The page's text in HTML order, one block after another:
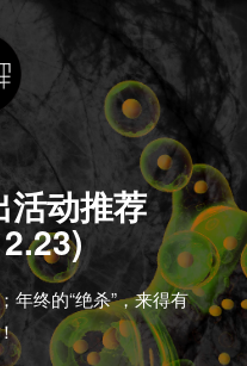
活动推荐
年终的“绝杀”，来得有